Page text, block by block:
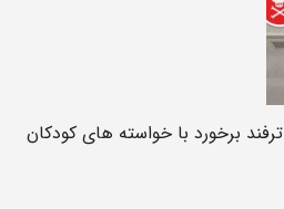
ترفند برخورد با خواسته های کودکان